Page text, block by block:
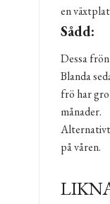
en
Sådd:
Dessa
Blanda
frö har
månader.
Alternativt
på våren.